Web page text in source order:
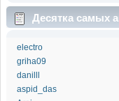
Десятка самых
electro
griha09
danilll
aspid_das